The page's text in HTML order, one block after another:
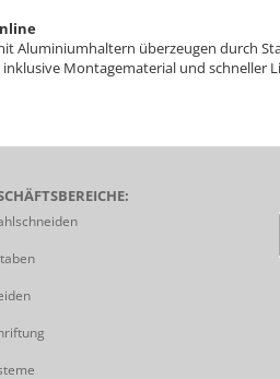
Aluminiumhaltern überzeugen durch
inklusive Montagematerial und schneller